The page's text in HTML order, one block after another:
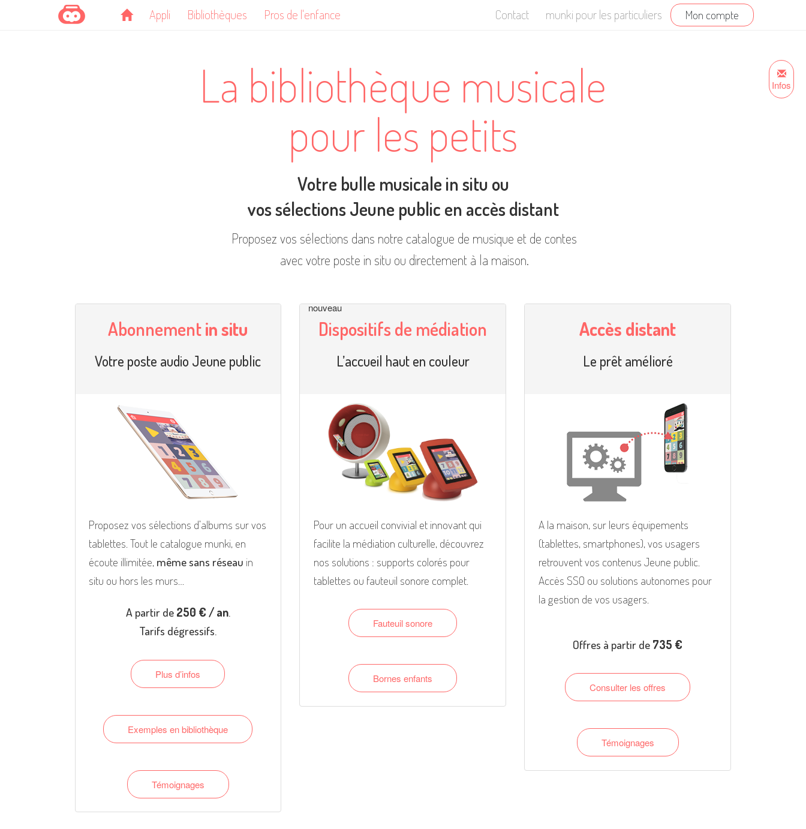
Appli Bibliothèques Pros de l'enfance Contact munki pour les particuliers Mon compte
Infos
La bibliothèque musicale
pour les petits
Votre bulle musicale in situ ou
vos sélections Jeune public en accès distant
Proposez vos sélections dans notre catalogue de musique et de contes
avec votre poste in situ ou directement à la maison.
Abonnementin situ
Votre poste audio Jeune public
Proposez vos sélections d’albums sur vos
tablettes. Tout le catalogue munki, en
écoute illimitée, même sans réseau in
situ ou hors les murs…
A partir de 250 € / an.
Tarifs dégressifs.
Plus d’infos
Exemples en bibliothèque
Témoignages
nouveau
Dispositifs de médiation
L’accueil haut en couleur
Pour un accueil convivial et innovant qui
facilite la médiation culturelle, découvrez
nos solutions : supports colorés pour
tablettes ou fauteuil sonore complet.
Fauteuil sonore
Bornes enfants
Accès distant
Le prêt amélioré
A la maison, sur leurs équipements
(tablettes, smartphones), vos usagers
retrouvent vos contenus Jeune public.
Accès SSO ou solutions autonomes pour
la gestion de vos usagers.
Offres à partir de 735 €
Consulter les offres
Témoignages